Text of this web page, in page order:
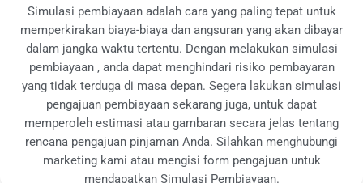
Simulasi pembiayaan adalah cara yang paling tepat untuk
memperkirakan biaya-biaya dan angsuran yang akan dibayar
dalam jangka waktu tertentu. Dengan melakukan simulasi
pembiayaan , anda dapat menghindari risiko pembayaran
yang tidak terduga di masa depan. Segera lakukan simulasi
pengajuan pembiayaan sekarang juga, untuk dapat
memperoleh estimasi atau gambaran secara jelas tentang
rencana pengajuan pinjaman Anda. Silahkan menghubungi
marketing kami atau mengisi form pengajuan untuk
mendapatkan Simulasi Pembiayaan.